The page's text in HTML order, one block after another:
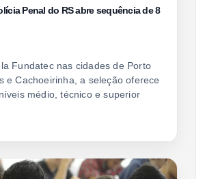
Penal do RS abre sequência de 8
Fundatec nas cidades de Porto
e Cachoeirinha, a seleção oferece
médio, técnico e superior